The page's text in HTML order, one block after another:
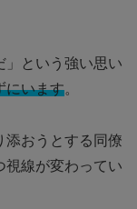
」という強い思い
にいます。
添おうとする同僚
視線が変わってい